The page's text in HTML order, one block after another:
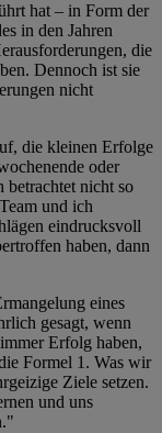
hat – in Form der
in den Jahren
die
Dennoch ist sie
nicht
die kleinen Erfolge
oder
betrachtet nicht so
und ich
eindrucksvoll
haben, dann
eines
gesagt, wenn
Erfolg haben,
Formel 1. Was wir
Ziele setzen.
und uns